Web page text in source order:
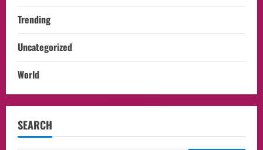
Trending
Uncategorized
World
SEARCH